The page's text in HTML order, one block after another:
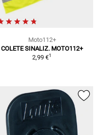
Moto112+
COLETE SINALIZ. MOTO112+
2,99 €1